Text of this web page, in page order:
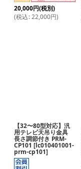
20,000円(税別)
(税込: 22,000円)
【32〜80型対応】汎
用テレビ天吊り金具
長さ調節付き PRM-
CP101 [lc010401001-
prm-cp101]